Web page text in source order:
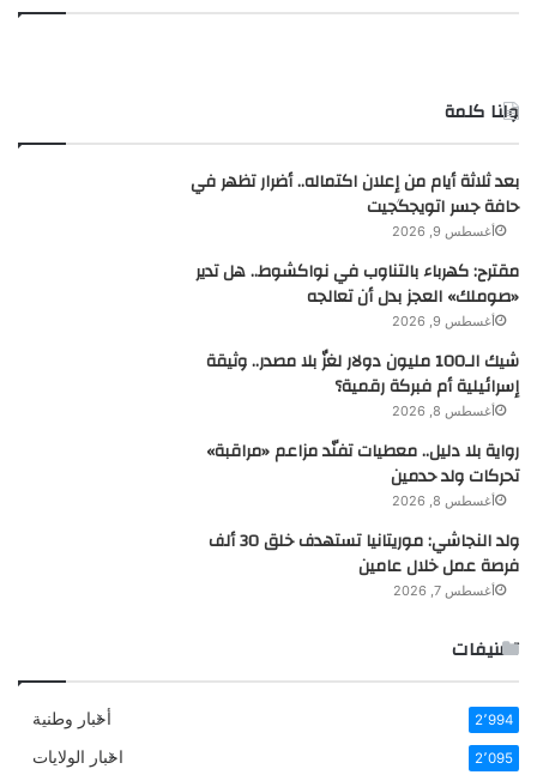
ولنا كلمة
بعد ثلاثة أيام من إعلان اكتماله.. أضرار تظهر في
حافة جسر اتويجگجيت
أغسطس 9, 2026
مقترح: كهرباء بالتناوب في نواكشوط.. هل تدير
«صوملك» العجز بدل أن تعالجه
أغسطس 9, 2026
شيك الـ100 مليون دولار لغزٌ بلا مصدر.. وثيقة
إسرائيلية أم فبركة رقمية؟
أغسطس 8, 2026
رواية بلا دليل.. معطيات تفنّد مزاعم «مراقبة»
تحركات ولد حدمين
أغسطس 8, 2026
ولد النجاشي: موريتانيا تستهدف خلق 30 ألف
فرصة عمل خلال عامين
أغسطس 7, 2026
تصنيفات
أخبار وطنية 2٬994
اخبار الولايات 2٬095